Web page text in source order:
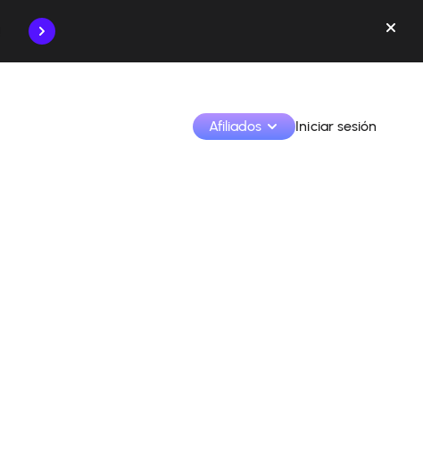
Afiliados Iniciar sesión